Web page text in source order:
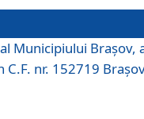
Municipiului Braşov,
nr. 152719